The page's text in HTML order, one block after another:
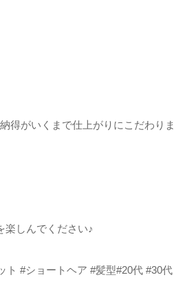
得がいくまで仕上がりにこだわりま
楽しんでください♪
ト #ショートヘア #髪型#20代 #30代